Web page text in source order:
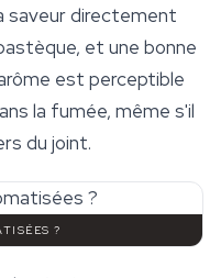
saveur directement
et une bonne
est perceptible
la fumée, même s'il
du joint.
?